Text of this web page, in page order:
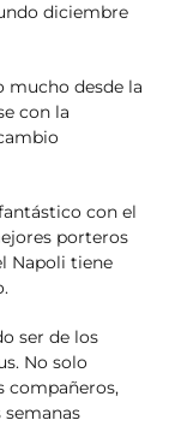
diciembre
mucho desde la
con la
con el
porteros
Napoli tiene
ser de los
No solo
compañeros,